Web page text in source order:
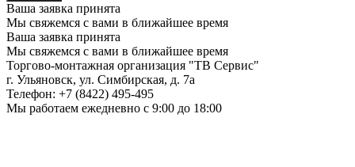
Ваша заявка принята
Мы свяжемся с вами в ближайшее время
Ваша заявка принята
Мы свяжемся с вами в ближайшее время
Торгово-монтажная организация "ТВ Сервис"
г. Ульяновск, ул. Симбирская, д. 7а
Телефон: +7 (8422) 495-495
Мы работаем ежедневно с 9:00 до 18:00